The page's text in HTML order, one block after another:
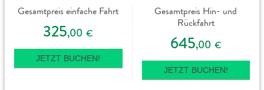
Gesamtpreis einfache Fahrt
325,00 €
JETZT BUCHEN!
Gesamtpreis Hin- und
Rückfahrt
645,00 €
JETZT BUCHEN!